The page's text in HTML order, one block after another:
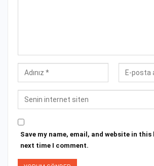
Save my name, email, and website in
next time I comment.